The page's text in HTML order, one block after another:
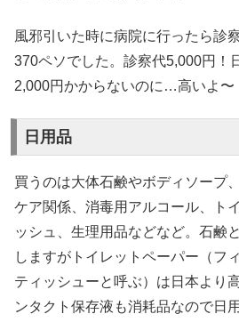
風邪引いた時に病院に行ったら診
370ペソでした。診察代5,000円！
2,000円かからないのに…高いよ〜
日用品
買うのは大体石鹸やボディソープ
ケア関係、消毒用アルコール、ト
ッシュ、生理用品などなど。石鹸
しますがトイレットペーパー（フ
ティッシューと呼ぶ）は日本より
ンタクト保存液も消耗品なので日